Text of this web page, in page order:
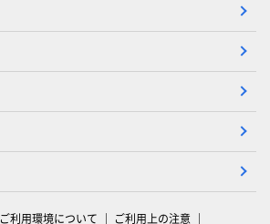
ご利用環境について ご利用上の注意